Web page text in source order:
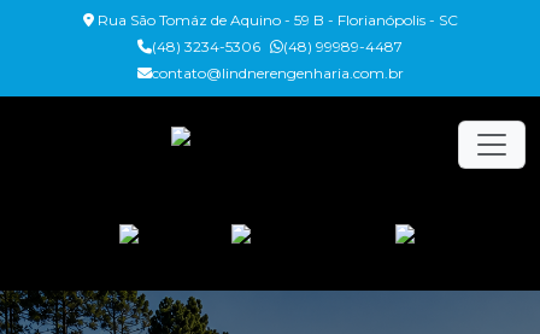
Rua São Tomáz de Aquino - 59 B - Florianópolis - SC
(48) 3234-5306
(48) 99989-4487
contato@lindnerengenharia.com.br